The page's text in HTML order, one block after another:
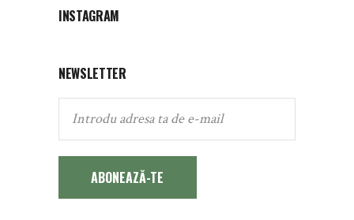
INSTAGRAM
NEWSLETTER
ABONEAZĂ-TE